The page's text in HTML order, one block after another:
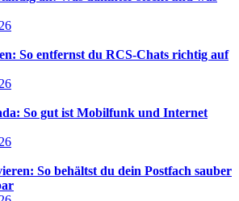
So entfernst du RCS-Chats richtig auf
So gut ist Mobilfunk und Internet
So behältst du dein Postfach sauber